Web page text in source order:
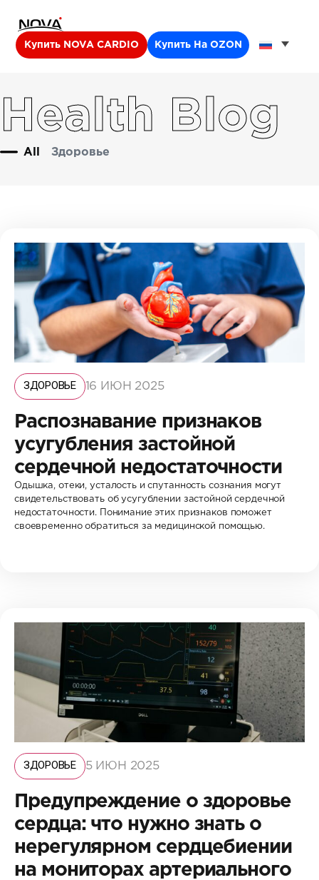
Купить NOVA CARDIO Купить На OZON
Health Blog
Здоровье
All
ЗДОРОВЬЕ 16 ИЮН 2025
Распознавание признаков
усугубления застойной
сердечной недостаточности
Одышка, отеки, усталость и спутанность сознания могут
свидетельствовать об усугублении застойной сердечной
недостаточности. Понимание этих признаков поможет
своевременно обратиться за медицинской помощью.
ЗДОРОВЬЕ 5 ИЮН 2025
Предупреждение о здоровье
сердца: что нужно знать о
нерегулярном сердцебиении
на мониторах артериального